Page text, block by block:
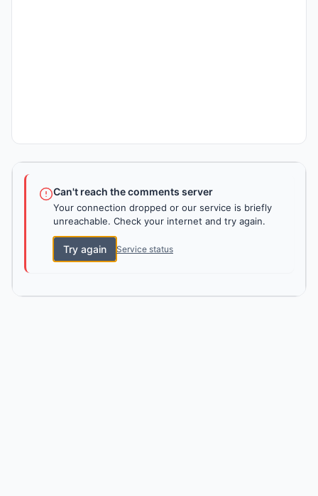
Can't reach the comments server
Your connection dropped or our service is briefly
unreachable. Check your internet and try again.
Try again Service status